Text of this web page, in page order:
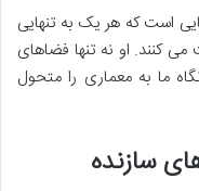
است که هر یک به تنهایی
می کنند. او نه تنها فضاهای
ما به معماری را متحول
سازنده